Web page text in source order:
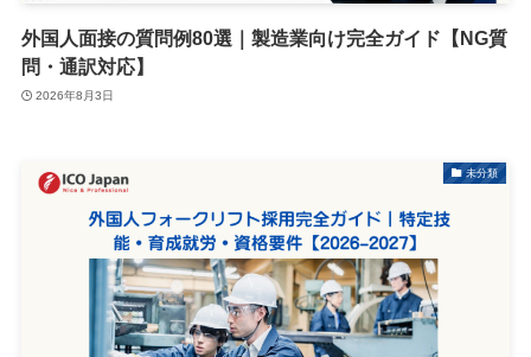
外国人面接の質問例80選｜製造業向け完全ガイド【NG質
問・通訳対応】
2026年8月3日
未分類